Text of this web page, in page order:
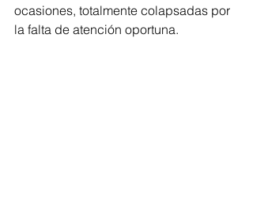
ocasiones, totalmente colapsadas por
la falta de atención oportuna.